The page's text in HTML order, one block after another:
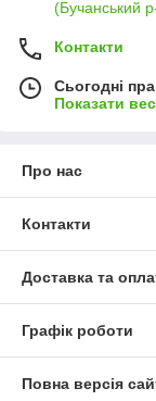
(Бучанський
Контакти
Сьогодні
Показати
Про нас
Контакти
Доставка та
Графік роботи
Повна версія